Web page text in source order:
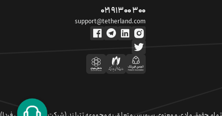
۰۲۱ ۹۱ ۳۰۰ ۳۰۰
support@tetherland.com